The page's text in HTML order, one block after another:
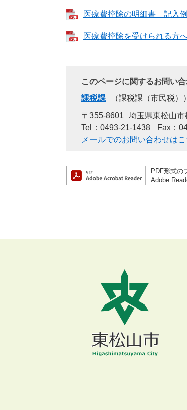
医療費控除の明細書 記入
医療費控除を受けられる方
このページに関するお問い
課税課
課税課（市民税）
〒355-8601
埼玉県東松山
Tel：0493-21-1438
Fax：
メールでのお問い合わせはこ
PDF形式の
Adobe